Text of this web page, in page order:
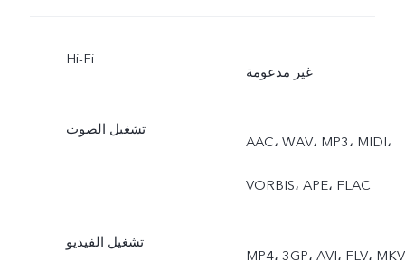
والقمر العملاق، والسماء
المرصعة بالنجوم، والتصوير
Hi-Fi
غير مدعومة
تشغيل الصوت
AAC، ‏WAV، ‏MP3، ‏MIDI،
‏VORBIS، ‏APE، ‏FLAC
تشغيل الفيديو
MP4، ‏3GP، ‏AVI، ‏FLV، ‏MKV،